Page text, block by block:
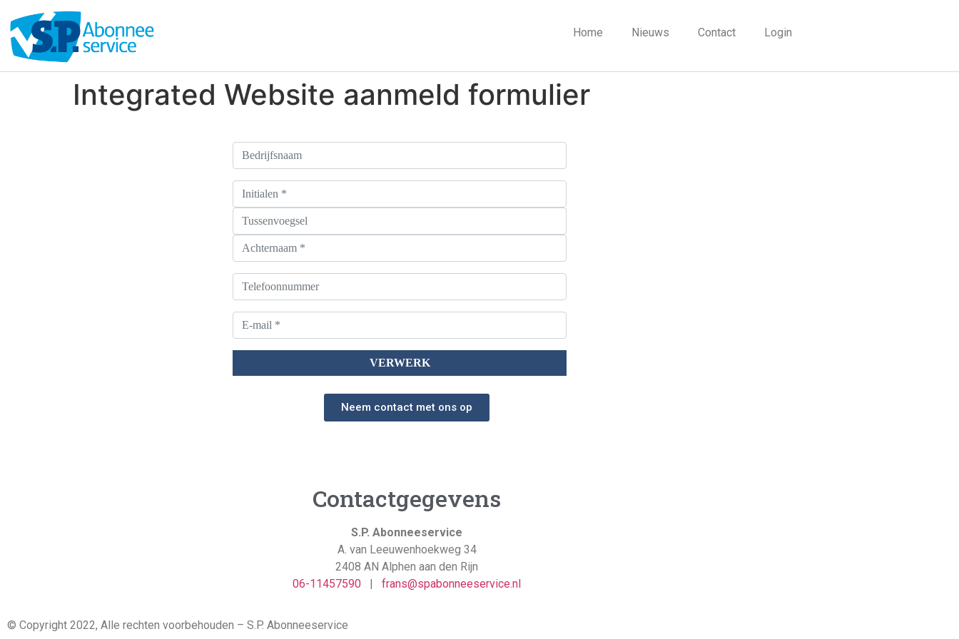
Home Nieuws Contact Login
Integrated Website aanmeld formulier
Neem contact met ons op
Contactgegevens
S.P. Abonneeservice
A. van Leeuwenhoekweg 34
2408 AN Alphen aan den Rijn
06-11457590 | frans@spabonneeservice.nl
© Copyright 2022, Alle rechten voorbehouden – S.P. Abonneeservice